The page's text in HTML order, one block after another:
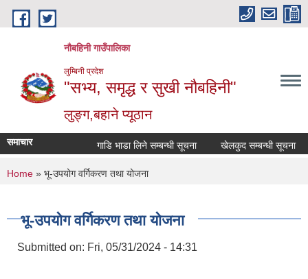
Skip to main content
नौबहिनी गाउँपालिका
लुम्बिनी प्रदेश
"सभ्य, समृद्ध र सुखी नौबहिनी"
लुङ्ग,बहाने प्यूठान
समाचार गाडि भाडा लिने सम्बन्धी सूचना खेलकुद सम्बन्धी सूचना
You are here
Home » भू-उपयोग वर्गिकरण तथा योजना
भू-उपयोग वर्गिकरण तथा योजना
Submitted on: Fri, 05/31/2024 - 14:31